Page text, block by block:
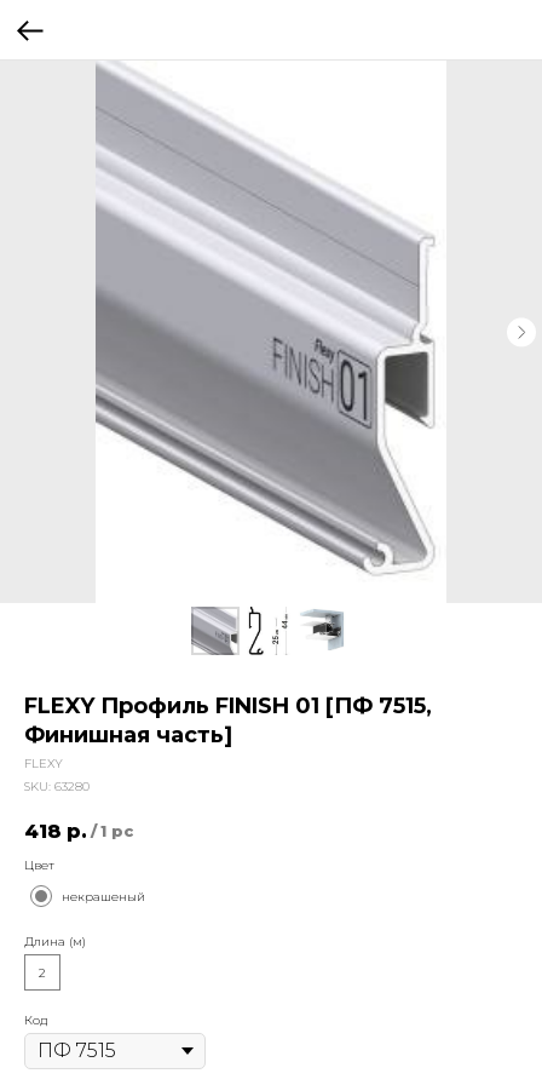
FLEXY Профиль FINISH 01 [ПФ 7515,
Финишная часть]
FLEXY
SKU: 63280
418 р. / 1 pc
Цвет
некрашеный
Длина (м)
2
Код